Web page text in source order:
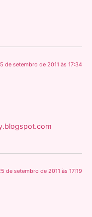
de setembro de 2011 às 17:34
de setembro de 2011 às 17:19